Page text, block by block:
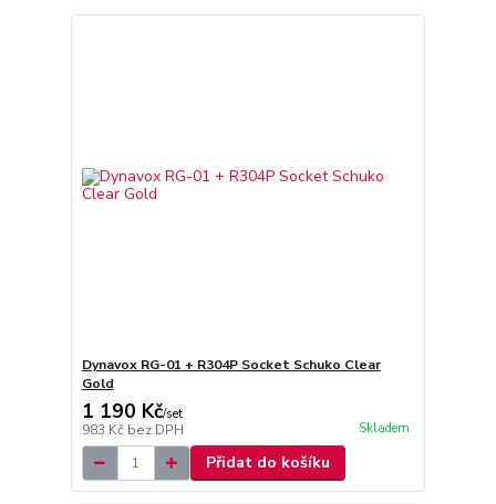
Dynavox RG-01 + R304P Socket Schuko Clear
Gold
1 190 Kč/set
983 Kč bez DPH Skladem
Přidat do košíku